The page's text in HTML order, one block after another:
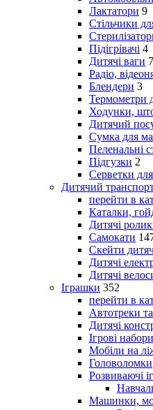
Лактатори 9
Стільчики
Підігрівачі 4
Дитячі ваги 7
Радіо,
Блендери 3
Термометри
Ходунки,
Дитячий
Сумка для
Пеленальні
Підгузки 2
Серветки
Дитячий
перейти в
Каталки,
Дитячі
Самокати
Скейти
Дитячі
Дитячі
Іграшки 352
перейти в
Автотреки та
Дитячі
Ігрові набори
Мобіли на
Головоломки
Розвиваючі
Машинки,